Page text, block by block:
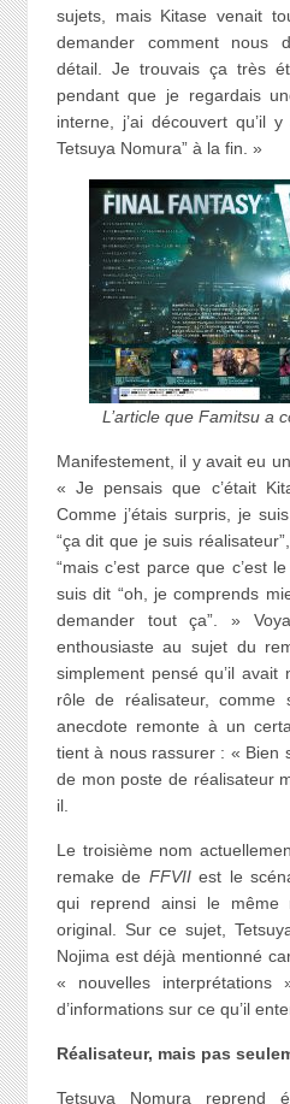
sujets, mais Kitase venait
demander comment nous
détail. Je trouvais ça très
pendant que je regardais
interne, j’ai découvert qu’il
Tetsuya Nomura” à la fin. »
L’article que Famitsu a
Manifestement, il y avait eu
« Je pensais que c’était
Comme j’étais surpris, je
“ça dit que je suis
“mais c’est parce que c’est
suis dit “oh, je comprends
demander tout ça”. »
enthousiaste au sujet du
simplement pensé qu’il avait
rôle de réalisateur, comme
anecdote remonte à un
tient à nous rassurer : « Bien
de mon poste de réalisateur
il.
Le troisième nom
remake de FFVIIest le
qui reprend ainsi le même
original. Sur ce sujet,
Nojima est déjà mentionné
« nouvelles
d’informations sur ce qu’il
Réalisateur, mais pas
Tetsuya Nomura reprend